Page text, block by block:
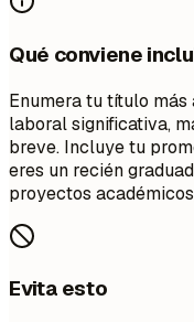
Qué conviene
Enumera tu título
laboral significativa,
breve. Incluye tu
eres un recién
proyectos
Evita esto